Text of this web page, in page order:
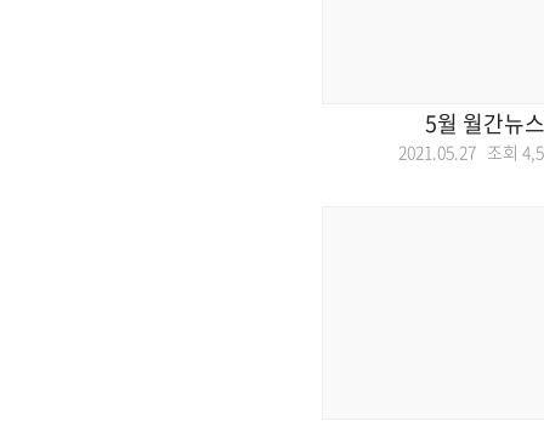
5월 월간뉴
2021.05.27 조회